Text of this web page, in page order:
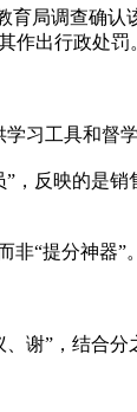
局调查确
作出行政处罚
习工具和督
，反映的是
“提分神器
谢”，结合分